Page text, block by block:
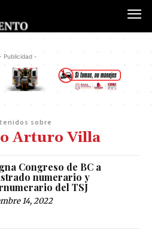
Publicidad -
sobre
Arturo Villa
Congreso de BC a
numerario y
del TSJ
14, 2022